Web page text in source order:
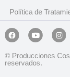
Política de
© Producciones
reservados.